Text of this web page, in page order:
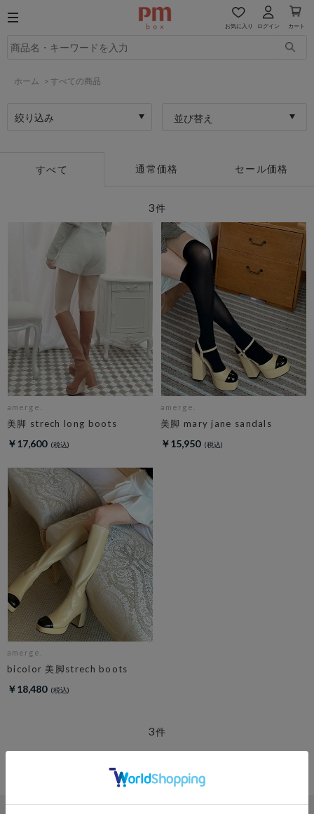
お気に入り ログイン カート
ホーム > すべての商品
絞り込み 並び替え
すべて 通常価格 セール価格
3件
amerge.
美脚 strech long boots
￥17,600
amerge.
美脚 mary jane sandals
￥15,950
amerge.
bicolor 美脚strech boots
￥18,480
3件